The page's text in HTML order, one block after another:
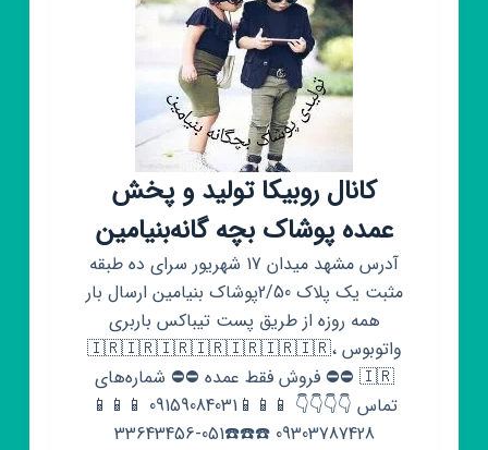
کانال روبیکا تولید و پخش
عمده پوشاک بچه گانه‌بنیامین‌
آدرس مشهد میدان 17 شهریور سرای ده طبقه
مثبت یک پلاک 2/50پوشاک بنیامین ارسال بار
همه روزه از طریق پست تیباکس باربری
واتوبوس ،🇮🇷🇮🇷🇮🇷🇮🇷🇮🇷🇮🇷🇮🇷
🇮🇷 ⛔⛔ فروش فقط عمده ⛔⛔ شماره‌های
تماس 👇👇👇👇 📱📱📱09159084031 📱📱📱
09303787428 ☎️☎️☎️051-33643456